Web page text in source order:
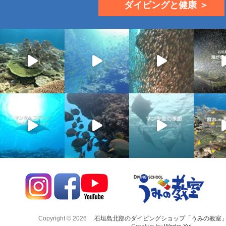
ダイビングと健康 ＞
Copyright © 2026
石垣島北部のダイビングショップ「うみの教室